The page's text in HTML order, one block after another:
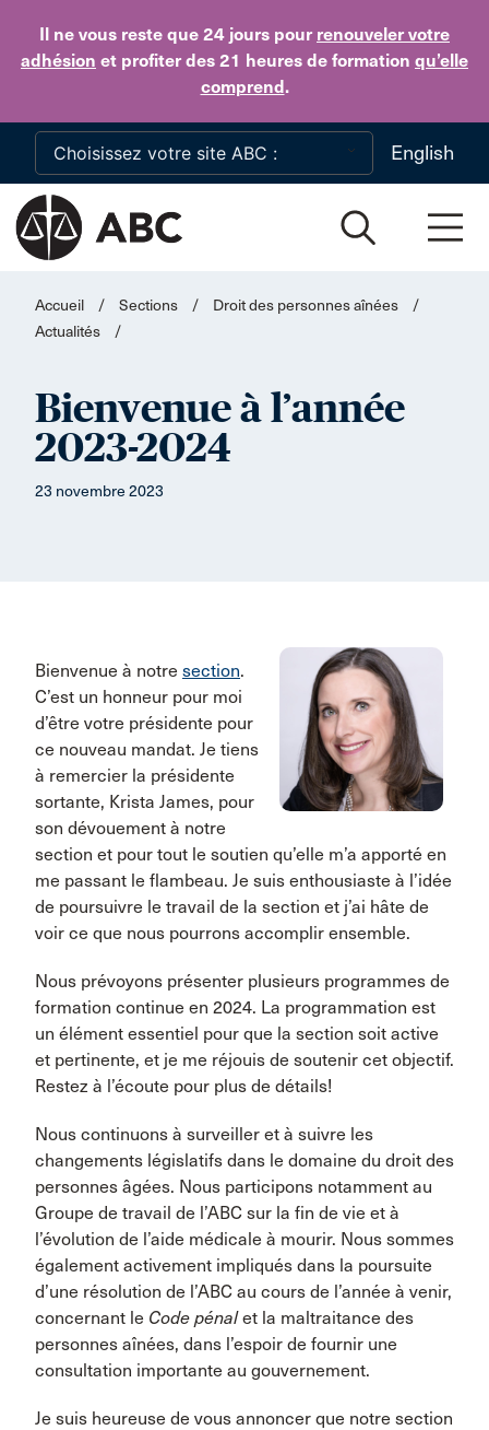
Il ne vous reste que 24 jours pour renouveler votre
adhésion et profiter des 21 heures de formation qu’elle
comprend.
Skip to main content
English
Accueil / Sections / Droit des personnes aînées
/
Actualités
/
Bienvenue à l’année
2023-2024
23 novembre 2023
Bienvenue à notre section.
C’est un honneur pour moi
d’être votre présidente pour
ce nouveau mandat. Je tiens
à remercier la présidente
sortante, Krista James, pour
son dévouement à notre
section et pour tout le soutien qu’elle m’a apporté en
me passant le flambeau. Je suis enthousiaste à l’idée
de poursuivre le travail de la section et j’ai hâte de
voir ce que nous pourrons accomplir ensemble.
Nous prévoyons présenter plusieurs programmes de
formation continue en 2024. La programmation est
un élément essentiel pour que la section soit active
et pertinente, et je me réjouis de soutenir cet objectif.
Restez à l’écoute pour plus de détails!
Nous continuons à surveiller et à suivre les
changements législatifs dans le domaine du droit des
personnes âgées. Nous participons notamment au
Groupe de travail de l’ABC sur la fin de vie et à
l’évolution de l’aide médicale à mourir. Nous sommes
également activement impliqués dans la poursuite
d’une résolution de l’ABC au cours de l’année à venir,
concernant le Code pénalet la maltraitance des
personnes aînées, dans l’espoir de fournir une
consultation importante au gouvernement.
Je suis heureuse de vous annoncer que notre section